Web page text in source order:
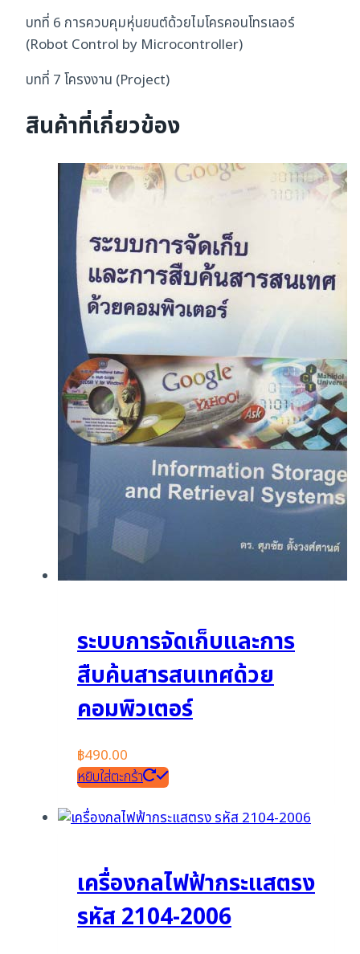
บทที่ 6 การควบคุมหุ่นยนต์ด้วยไมโครคอนโทรเลอร์
(Robot Control by Microcontroller)
บทที่ 7 โครงงาน (Project)
สินค้าที่เกี่ยวข้อง
ระบบการจัดเก็บและการ
สืบค้นสารสนเทศด้วย
คอมพิวเตอร์
฿490.00
หยิบใส่ตะกร้า
เครื่องกลไฟฟ้ากระแสตรง
รหัส 2104-2006